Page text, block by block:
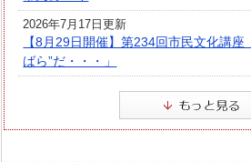
2026年7月17日更新
【8月29日開催】第234回市民文化講座
ばら”だ・・・」